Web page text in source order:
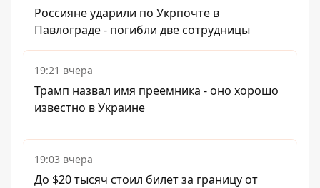
Россияне ударили по Укрпочте в
Павлограде - погибли две сотрудницы
19:21 вчера
Трамп назвал имя преемника - оно хорошо
известно в Украине
19:03 вчера
До $20 тысяч стоил билет за границу от